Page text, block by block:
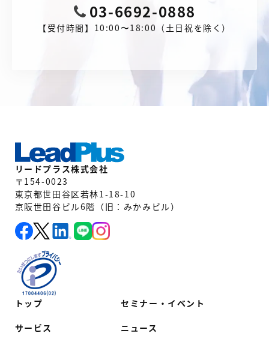
03-6692-0888
【受付時間】10:00〜18:00（土日祝を除く）
トップ
サービス
セミナー・イベント
ニュース
リードプラス株式会社
〒154-0023
東京都世田谷区若林1-18-10
京阪世田谷ビル6階（旧：みかみビル）